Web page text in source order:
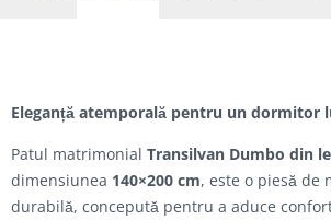
Eleganță atemporală pentru un dormitor
Patul matrimonial Transilvan Dumbo din
dimensiunea 140×200 cm, este o piesă de
durabilă, concepută pentru a aduce